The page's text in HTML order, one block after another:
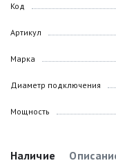
Код
Артикул
Марка
Диаметр подключения
Мощность
Наличие